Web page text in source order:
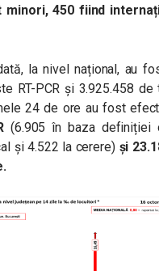
minori, 450 fiind
la nivel național, au
RT-PCR și 3.925.458
24 de ore au fost
(6.905 în baza
și 4.522 la cerere) și